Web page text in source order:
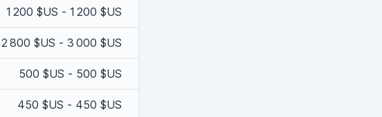
1 200 $US - 1 200 $US
2 800 $US - 3 000 $US
500 $US - 500 $US
450 $US - 450 $US